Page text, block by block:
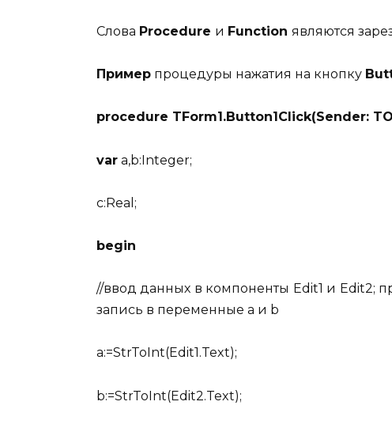
Слова Procedure и Function являются
Пример процедуры нажатия на кнопку
procedure TForm1.Button1Click(Sender:
var a,b:Integer;
c:Real;
begin
//ввод данных в компоненты Edit1 и Edit2;
запись в переменные a и b
a:=StrToInt(Edit1.Text);
b:=StrToInt(Edit2.Text);